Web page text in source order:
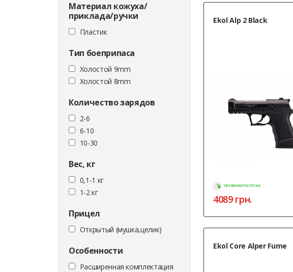
Материал кожуха/
приклада/ручки
Пластик
Тип боеприпаса
Холостой 9mm
Холостой 8mm
Количество зарядов
2-6
6-10
10-30
Вес, кг
0,1-1 кг
1-2 кг
Прицел
Открытый (мушка,целик)
Особенности
Расширенная комплектация
Ekol Alp 2 Black
МГНОВЕННАЯ РАССРОЧКА
4089грн.
Ekol Core Alper Fume